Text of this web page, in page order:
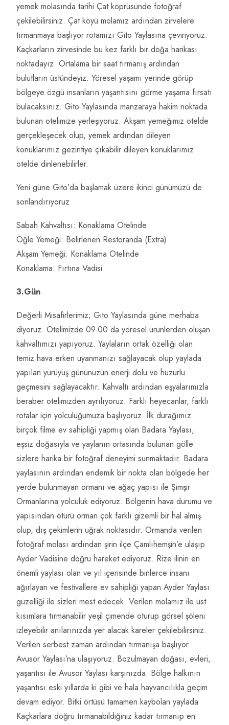
yemek molasında tarihi Çat köprüsünde fotoğraf
çekilebilirsiniz. Çat köyü molamız ardından zirvelere
tırmanmaya başlıyor rotamızı Gito Yaylasına çeviriyoruz.
Kaçkarların zirvesinde bu kez farklı bir doğa harikası
noktadayız. Ortalama bir saat tırmanış ardından
bulutların üstündeyiz. Yöresel yaşamı yerinde görüp
bölgeye özgü insanların yaşantısını görme yaşama fırsatı
bulacaksınız. Gito Yaylasında manzaraya hakim noktada
bulunan otelimize yerleşiyoruz. Akşam yemeğimiz otelde
gerçekleşecek olup, yemek ardından dileyen
konuklarımız gezintiye çıkabilir dileyen konuklarımız
otelde dinlenebilirler.
Yeni güne Gito’da başlamak üzere ikinci günümüzü de
sonlandırıyoruz
Sabah Kahvaltısı: Konaklama Otelinde
Öğle Yemeği: Belirlenen Restoranda (Extra)
Akşam Yemeği: Konaklama Otelinde
Konaklama: Fırtına Vadisi
3.Gün
Değerli Misafirlerimiz; Gito Yaylasında güne merhaba
diyoruz. Otelimizde 09.00 da yöresel ürünlerden oluşan
kahvaltımızı yapıyoruz. Yaylaların ortak özelliği olan
temiz hava erken uyanmanızı sağlayacak olup yaylada
yapılan yürüyüş gününüzün enerji dolu ve huzurlu
geçmesini sağlayacaktır. Kahvaltı ardından eşyalarımızla
beraber otelimizden ayrılıyoruz. Farklı heyecanlar, farklı
rotalar için yolculuğumuza başlıyoruz. İlk durağımız
birçok filme ev sahipliği yapmış olan Badara Yaylası,
eşsiz doğasıyla ve yaylanın ortasında bulunan gölle
sizlere harika bir fotoğraf deneyimi sunmaktadır. Badara
yaylasının ardından endemik bir nokta olan bölgede her
yerde bulunmayan ormanı ve ağaç yapısı ile Şimşir
Ormanlarına yolculuk ediyoruz. Bölgenin hava durumu ve
yapısından ötürü orman çok farklı gizemli bir hal almış
olup, dış çekimlerin uğrak noktasıdır. Ormanda verilen
fotoğraf molası ardından şirin ilçe Çamlıhemşin’e ulaşıp
Ayder Vadisine doğru hareket ediyoruz. Rize ilinin en
önemli yaylası olan ve yıl içerisinde binlerce insanı
ağırlayan ve festivallere ev sahipliği yapan Ayder Yaylası
güzelliği ile sizleri mest edecek. Verilen molamız ile üst
kısımlara tırmanabilir yeşil çimende oturup görsel şöleni
izleyebilir anılarınızda yer alacak kareler çekilebilirsiniz.
Verilen serbest zaman ardından tırmanışa başlıyor
Avusor Yaylası’na ulaşıyoruz. Bozulmayan doğası, evleri,
yaşantısı ile Avusor Yaylası karşınızda. Bölge halkının
yaşantısı eski yıllarda ki gibi ve hala hayvancılıkla geçim
devam ediyor. Bitki örtüsü tamamen kaybolan yaylada
Kaçkarlara doğru tırmanabildiğiniz kadar tırmanıp en